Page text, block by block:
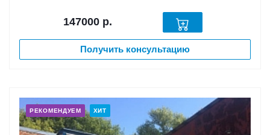
147000 р.
Получить консультацию
РЕКОМЕНДУЕМ ХИТ